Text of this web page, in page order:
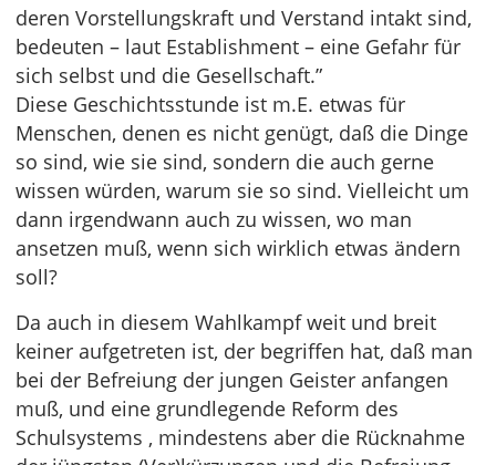
deren Vorstellungskraft und Verstand intakt sind,
bedeuten – laut Establishment – eine Gefahr für
sich selbst und die Gesellschaft.”
Diese Geschichtsstunde ist m.E. etwas für
Menschen, denen es nicht genügt, daß die Dinge
so sind, wie sie sind, sondern die auch gerne
wissen würden, warum sie so sind. Vielleicht um
dann irgendwann auch zu wissen, wo man
ansetzen muß, wenn sich wirklich etwas ändern
soll?
Da auch in diesem Wahlkampf weit und breit
keiner aufgetreten ist, der begriffen hat, daß man
bei der Befreiung der jungen Geister anfangen
muß, und eine grundlegende Reform des
Schulsystems , mindestens aber die Rücknahme